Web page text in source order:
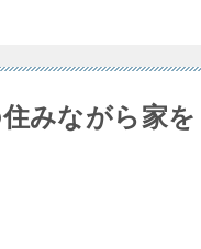
みながら家を